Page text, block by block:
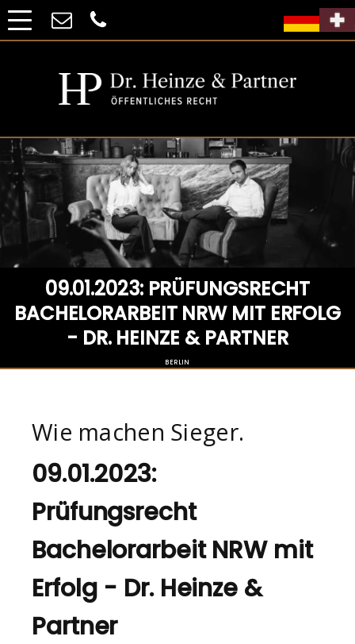
09.01.2023: PRÜFUNGSRECHT
BACHELORARBEIT NRW MIT ERFOLG
- DR. HEINZE & PARTNER
BERLIN
Wie machen Sieger.
09.01.2023:
Prüfungsrecht
Bachelorarbeit NRW mit
Erfolg - Dr. Heinze &
Partner